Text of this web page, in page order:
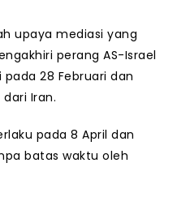
upaya mediasi yang
perang AS-Israel
28 Februari dan
Iran.
pada 8 April dan
batas waktu oleh